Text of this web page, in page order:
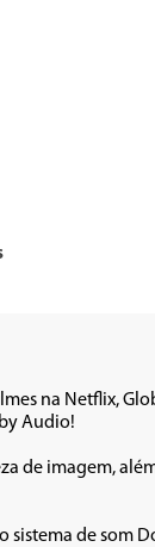
na Netflix,
Audio!
de imagem,
sistema de som